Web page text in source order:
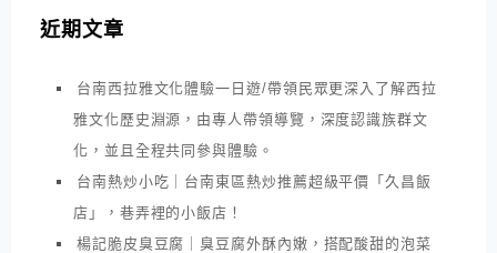
近期文章
台南西拉雅文化體驗一日遊/帶領民眾更深入了解西拉
雅文化歷史淵源，由專人帶領導覽，深度認識族群文
化，並且全程共同參與體驗。
台南熱炒小吃｜台南東區熱炒推薦超級平價「久昌飯
店」，巷弄裡的小飯店！
楊記脆皮臭豆腐｜臭豆腐外酥內嫩，搭配酸甜的泡菜